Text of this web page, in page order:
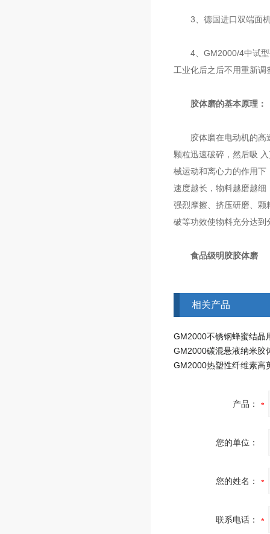
3、德国进口双端面机
4、GM2000/4中试型
工业化后之后不用重新
胶体磨的基本原理：
胶体磨在电动机的高速
颗粒迅速破碎，然后吸
械运动和离心力的作用
速度越长，物料越磨越
强烈摩擦、挤压研磨、
破等功效使物料充分达
食品级明胶胶体磨
相关产品
GM2000碳混悬液纳米胶
产品：
您的单位：
您的姓名：
联系电话：